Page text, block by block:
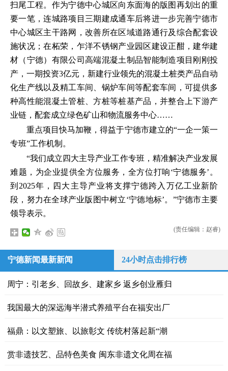
扫尾工程。作为宁德中心城区向东面海的版图再划出的重
要一笔，连城路项目三期建成通车后将进一步完善宁德市
中心城区主干路网，改善所在区域道路通行及综合配套设
施状况；在柘荣，乍洋不锈钢产业园区建设正酣，建华建
材（宁德）有限公司高端混凝土制品智能制造项目刚刚投
产，一期投资3亿元，新建行业领先的混凝土桩类产品自动
化生产线以及精工车间、锅炉车间等配套车间，可提供多
种高性能混凝土管桩、方桩等桩基产品，并整合上下游产
业链，配套成立绿色矿山和物流服务中心……
重点项目快马加鞭，得益于宁德市建立的“一企一策一
专班”工作机制。
“我们成立四大主导产业工作专班，精准解决产业发展
难题，为企业提供全方位服务，全方位打响‘宁德服务’。
到2025年，四大主导产业将支撑宁德跨入万亿工业新阶
段，努力在全球产业版图中树立‘宁德地标’。”宁德市主要
领导表示。
(责任编辑：赵睿)
宁德新闻最新新闻 24小时点击排行榜
周宁：引老乡、回故乡、建家乡 返乡创业雁归
我国最大的深远海半潜式养殖平台在福安出厂
福鼎：以文塑旅、以旅彰文 传统村落起新“潮
赏非遗技艺、品特色美食 闽东非遗文化周在福